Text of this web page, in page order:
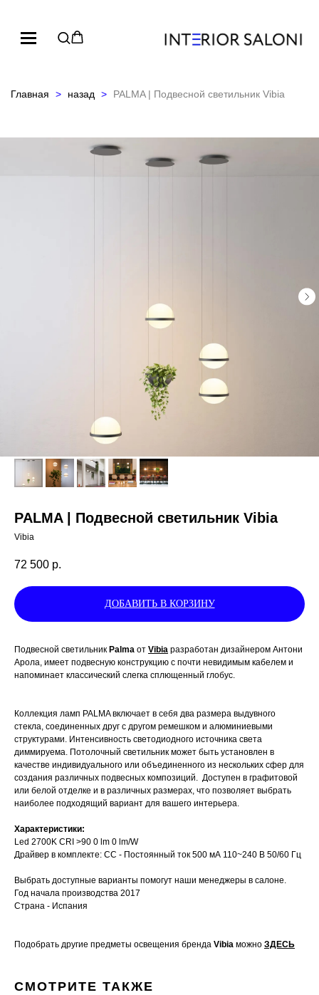
Главная назад PALMA | Подвесной светильник Vibia
PALMA | Подвесной светильник Vibia
Vibia
72 500 р.
ДОБАВИТЬ В КОРЗИНУ
Подвесной светильник Palma от Vibia разработан дизайнером Антони
Арола, имеет подвесную конструкцию с почти невидимым кабелем и
напоминает классический слегка сплющенный глобус.
Коллекция ламп PALMA включает в себя два размера выдувного
стекла, соединенных друг с другом ремешком и алюминиевыми
структурами. Интенсивность светодиодного источника света
диммируема. Потолочный светильник может быть установлен в
качестве индивидуального или объединенного из нескольких сфер для
создания различных подвесных композиций. Доступен в графитовой
или белой отделке и в различных размерах, что позволяет выбрать
наиболее подходящий вариант для вашего интерьера.
Характеристики:
Led 2700K CRI >90 0 lm 0 lm/W
Драйвер в комплекте: CC - Постоянный ток 500 мА 110~240 В 50/60 Гц
Выбрать доступные варианты помогут наши менеджеры в салоне.
Год начала производства 2017
Страна - Испания
Подобрать другие предметы освещения бренда Vibia можно ЗДЕСЬ
СМОТРИТЕ ТАКЖЕ